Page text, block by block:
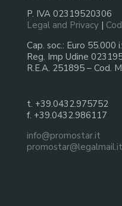
P. IVA 02319520306
Legal and Privacy|
Cap. soc.: Euro 55.000
Reg. Imp Udine
R.E.A. 251895 – Cod.
t. +39.0432.975752
f. +39.0432.986117
info@promostar.it
promostar@legalmail.it